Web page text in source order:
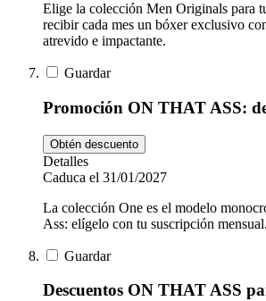
Elige la colección Men Originals para
recibir cada mes un bóxer exclusivo
atrevido e impactante.
Guardar
Promoción ON THAT ASS:
Obtén descuento
Detalles
Caduca el 31/01/2027
La colección One es el modelo
Ass: elígelo con tu suscripción mensual.
Guardar
Descuentos ON THAT ASS